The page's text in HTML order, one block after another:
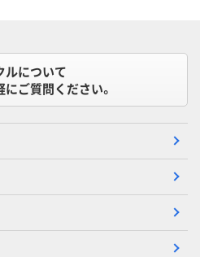
ルについて
にご質問ください。